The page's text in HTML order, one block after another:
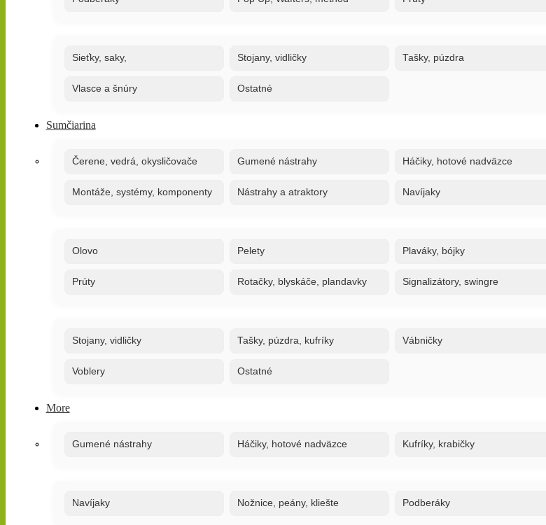
Sieťky, saky, Stojany, vidličky Tašky, púzdra
Vlasce a šnúry Ostatné
Sumčiarina
Čerene, vedrá, okysličovače Gumené nástrahy Háčiky, hotové nadväzce
Montáže, systémy, komponenty Nástrahy a atraktory Navíjaky
Olovo Pelety Plaváky, bójky
Prúty Rotačky, blyskáče, plandavky Signalizátory, swingre
Stojany, vidličky Tašky, púzdra, kufríky Vábničky
Voblery Ostatné
More
Gumené nástrahy Háčiky, hotové nadväzce Kufríky, krabičky
Navíjaky Nožnice, peány, kliešte Podberáky